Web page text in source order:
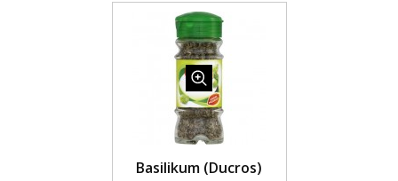
Basilikum (Ducros)